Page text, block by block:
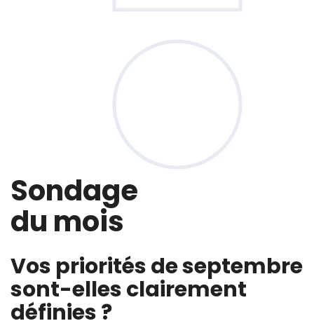
Sondage
du mois
Vos priorités de septembre
sont-elles clairement
définies ?